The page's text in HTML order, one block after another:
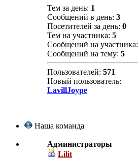
Тем за день: 1
Сообщений в день: 3
Посетителей за день: 0
Тем на участника: 5
Сообщений на участника:
Сообщений на тему: 5
Пользователей: 571
Новый пользователь:
LavillJoype
Наша команда
Администраторы
Lilit